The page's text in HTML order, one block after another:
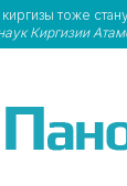
тоже
Киргизии